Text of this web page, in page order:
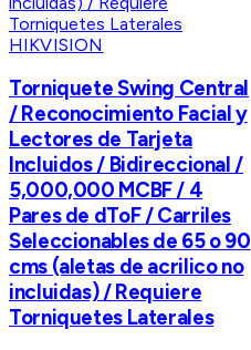
HIKVISION
Torniquete Swing Central
/ Reconocimiento Facial y
Lectores de Tarjeta
Incluidos / Bidireccional /
5,000,000 MCBF / 4
Pares de dToF / Carriles
Seleccionables de 65 o 90
cms (aletas de acrilico no
incluidas) / Requiere
Torniquetes Laterales